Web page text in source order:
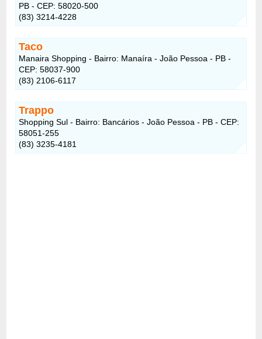
PB - CEP: 58020-500
(83) 3214-4228
Taco
Manaira Shopping - Bairro: Manaíra - João Pessoa - PB -
CEP: 58037-900
(83) 2106-6117
Trappo
Shopping Sul - Bairro: Bancários - João Pessoa - PB - CEP:
58051-255
(83) 3235-4181